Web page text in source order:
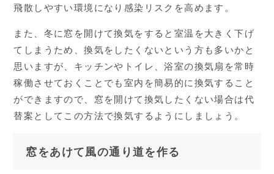
飛散しやすい環境になり感染リスクを高めます。
また、冬に窓を開けて換気をすると室温を大きく下げ
てしまうため、換気をしたくないという方も多いかと
思いますが、キッチンやトイレ、浴室の換気扇を常時
稼働させておくことでも室内を簡易的に換気すること
ができますので、窓を開けて換気したくない場合は代
替案としてこの方法で換気するようにしましょう。
窓をあけて風の通り道を作る